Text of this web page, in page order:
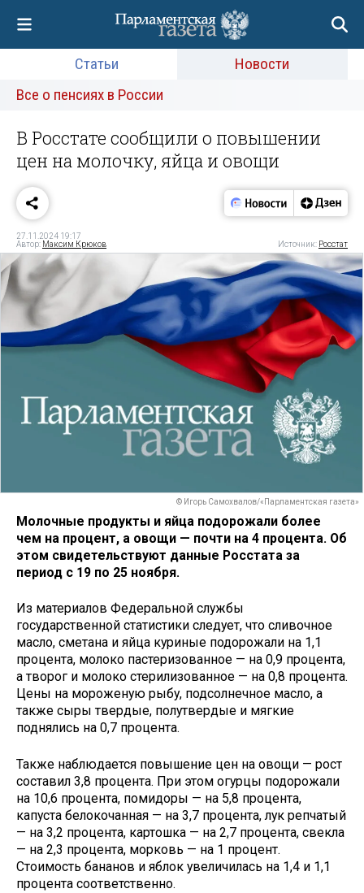
Статьи
Новости
Все о пенсиях в России
В Росстате сообщили о повышении
цен на молочку, яйца и овощи
27.11.2024 19:17
Автор: Максим Крюков Источник: Росстат
© Игорь Самохвалов/«Парламентская газета»
Молочные продукты и яйца подорожали более
чем на процент, а овощи — почти на 4 процента. Об
этом свидетельствуют данные Росстата за
период с 19 по 25 ноября.
Из материалов Федеральной службы
государственной статистики следует, что сливочное
масло, сметана и яйца куриные подорожали на 1,1
процента, молоко пастеризованное — на 0,9 процента,
а творог и молоко стерилизованное — на 0,8 процента.
Цены на мороженую рыбу, подсолнечное масло, а
также сыры твердые, полутвердые и мягкие
поднялись на 0,7 процента.
Также наблюдается повышение цен на овощи — рост
составил 3,8 процента. При этом огурцы подорожали
на 10,6 процента, помидоры — на 5,8 процента,
капуста белокочанная — на 3,7 процента, лук репчатый
— на 3,2 процента, картошка — на 2,7 процента, свекла
— на 2,3 процента, морковь — на 1 процент.
Стоимость бананов и яблок увеличилась на 1,4 и 1,1
процента соответственно.